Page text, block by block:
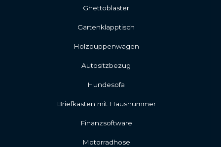
Ghettoblaster
Gartenklapptisch
Holzpuppenwagen
Autositzbezug
Hundesofa
Briefkasten mit Hausnummer
Finanzsoftware
Motorradhose